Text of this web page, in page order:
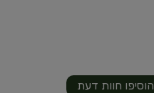
הוסיפו חוות דעת